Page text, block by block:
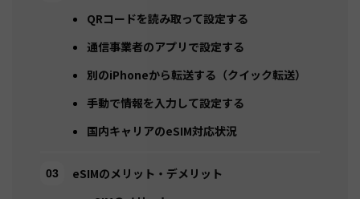
QRコードを読み取って設定する
通信事業者のアプリで設定する
別のiPhoneから転送する（クイック転送）
手動で情報を入力して設定する
国内キャリアのeSIM対応状況
eSIMのメリット・デメリット